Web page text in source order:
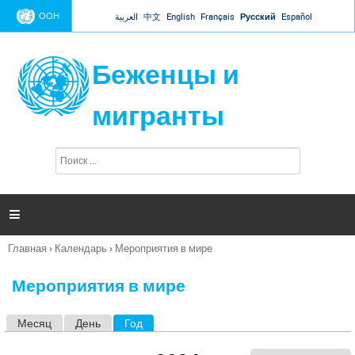
Jump to navigation
ООН العربية 中文 English Français Русский Español
Беженцы и
мигранты
п
и

Вы
Главная › Календарь › Мероприятия в мире
Мероприятия в мире
Месяц День Год